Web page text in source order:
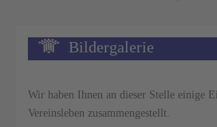
Bildergalerie
Wir haben Ihnen an dieser Stelle einige
Vereinsleben zusammengestellt.